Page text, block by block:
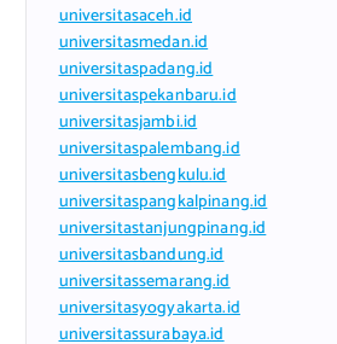
universitasaceh.id
universitasmedan.id
universitaspadang.id
universitaspekanbaru.id
universitasjambi.id
universitaspalembang.id
universitasbengkulu.id
universitaspangkalpinang.id
universitastanjungpinang.id
universitasbandung.id
universitassemarang.id
universitasyogyakarta.id
universitassurabaya.id